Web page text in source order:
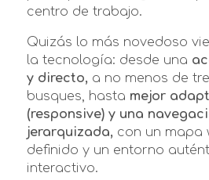
centro de trabajo.
Quizás lo más novedoso
la tecnología: desde una
y directo, a no menos de
busques, hasta mejor
(responsive) y una
jerarquizada, con un mapa
definido y un entorno
interactivo.